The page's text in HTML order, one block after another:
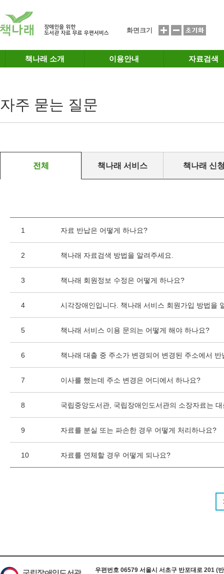
화면크기
책나래 소개 이용안내 자료검색
자주 묻는 질문
전체 책나래 서비스 책나래 신
1 자료 반납은 어떻게 하나요?
2 책나래 자료검색 방법을 알려주세요.
3 책나래 회원정보 수정은 어떻게 하나요?
4 시각장애인입니다. 책나래 서비스 회원가입 방법을
5 책나래 서비스 이용 문의는 어떻게 해야 하나요?
6 책나래 대출 중 주소가 변경되어 변경된 주소에서
7 이사를 했는데 주소 변경은 어디에서 하나요?
8 국립중앙도서관, 국립장애인도서관의 소장자료는
9 자료를 분실 또는 파손한 경우 어떻게 처리하나요?
10 자료를 연체할 경우 어떻게 되나요?
우편번호 06579 서울시 서초구 반포대로 201 (